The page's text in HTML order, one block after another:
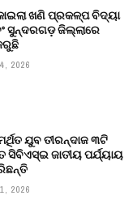
ଖଣି ପ୍ରକଳ୍ପ ବିଦ୍ୟା
ସୁନ୍ଦରଗଡ଼ ଜିଲ୍ଲାରେ
2026
ଯୁବ ତୀରନ୍ଦାଜ ୩ଟି
ସିବିଏସ୍ଇ ଜାତୀୟ ପର୍ଯ୍ୟାୟ
2026